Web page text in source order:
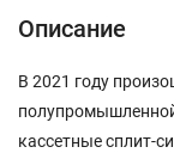
Описание
В 2021 году
кассетные сплит-